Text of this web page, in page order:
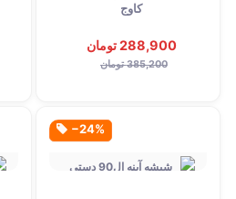
کاوج
288,900 تومان
385,200 تومان
‎−24%